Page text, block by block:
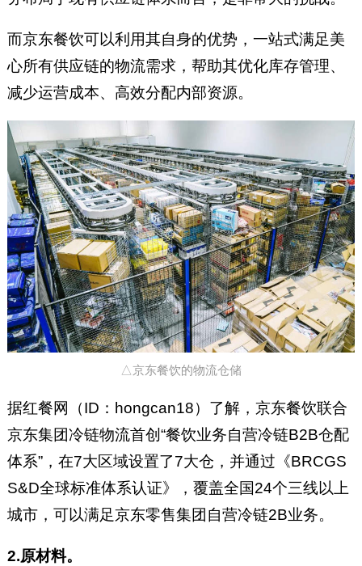
而京东餐饮可以利用其自身的优势，一站式满足美
心所有供应链的物流需求，帮助其优化库存管理、
减少运营成本、高效分配内部资源。
△京东餐饮的物流仓储
据红餐网（ID：hongcan18）了解，京东餐饮联合
京东集团冷链物流首创“餐饮业务自营冷链B2B仓配
体系”，在7大区域设置了7大仓，并通过《BRCGS
S&D全球标准体系认证》，覆盖全国24个三线以上
城市，可以满足京东零售集团自营冷链2B业务。
2.原材料。